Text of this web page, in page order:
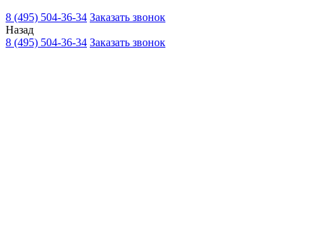
8 (495) 504-36-34 Заказать звонок
Назад
8 (495) 504-36-34 Заказать звонок